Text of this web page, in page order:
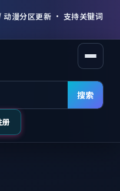
漫分区更新 · 支持关键词
打开
搜索
册